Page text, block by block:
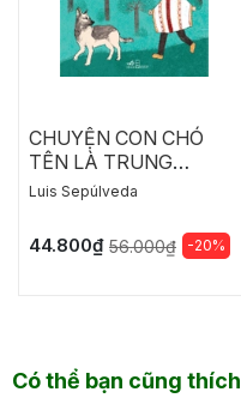
CHUYỆN CON CHÓ
TÊN LÀ TRUNG
THÀNH
Luis Sepúlveda
44.800₫ 56.000₫ -20%
Có thể bạn cũng thích